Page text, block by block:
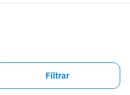
Filtrar